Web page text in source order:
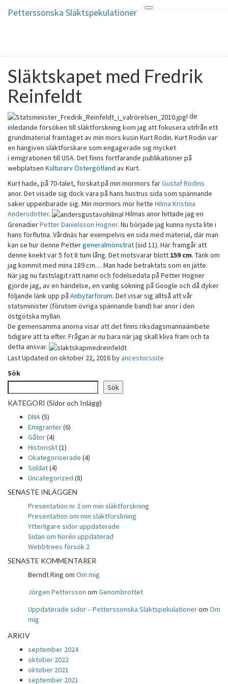
Toggle
Petterssonska Släktspekulationer
Petterssonska
Disce Pati
Släktskapet
med
Fredrik
Reinfeldt
Släktskapet med Fredrik
Reinfeldt
I de
inledande försöken till släktforskning kom jag att fokusera utifrån ett
grundmaterial framtaget av min mors kusin Kurt Rodin. Kurt Rodin var
en hängiven släktforskare som engagerade sig mycket
i emigrationen till USA. Det finns fortfarande publikationer på
webplatsen Kulturarv Östergötland av Kurt.
Kurt hade, på 70-talet, forskat på min mormors farGustaf Rodins
anor. Det visade sig dock vara på hans hustrus sida som spännande
saker uppenbarade sig. Min mormors mor hette Hilma Kristina
Andersdotter.
I Hilmas anor hittade jag en
GrenadierPetter Danielsson Hogner. Nu började jag kunna nysta lite i
hans förflutna. Vårdnäs har exempelvis en sida med material, där man
kan se hur denne Pettergeneralmönstrat(sid 11). Här framgår att
denne knekt var 5 fot 8 tum lång. Det motsvarar blott 159 cm. Tänk om
jag kommit med mina 189 cm… Man hade betraktats som en jätte.
När jag nu fastslagit rätt namn och födelsedata på Petter Hogner
gjorde jag, av en händelse, en vanlig sökning på Google och då dyker
följande länk upp på Anbytarforum. Det visar sig alltså att vår
statsminister (förutom övriga spännande band) har anor i den
östgötska myllan.
De gemensamma anorna visar att det finns riksdagsmannaämbete
tidigare att ta efter. Frågan är nu bara när jag skall kliva fram och ta
detta ansvar.
Last Updated on oktober 22, 2016 byancestorssite
Sök
Sök
KATEGORI (Sidor och Inlägg)
DNA(5)
Emigranter(6)
Gåtor(4)
Historiskt(1)
Okategoriserade (4)
Soldat(4)
Uncategorized (8)
SENASTE INLÄGGEN
Presentation nr 2 om min släktforskning
Presentation om min släktforskning
Ytterligare sidor uppdaterade
Sidan om Norén uppdaterad
Webbtrees försök 2
SENASTE KOMMENTARER
Berndt Ring om Om mig
Jörgen Pettersson om Genombrottet
Uppdaterade sidor – Petterssonska Släktspekulationerom Om
mig
ARKIV
september 2024
oktober 2022
oktober 2021
september 2021